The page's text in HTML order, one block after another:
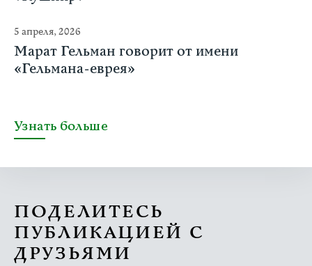
5 апреля, 2026
Марат Гельман говорит от имени
«Гельмана-еврея»
Узнать больше
ПОДЕЛИТЕСЬ
ПУБЛИКАЦИЕЙ С
ДРУЗЬЯМИ